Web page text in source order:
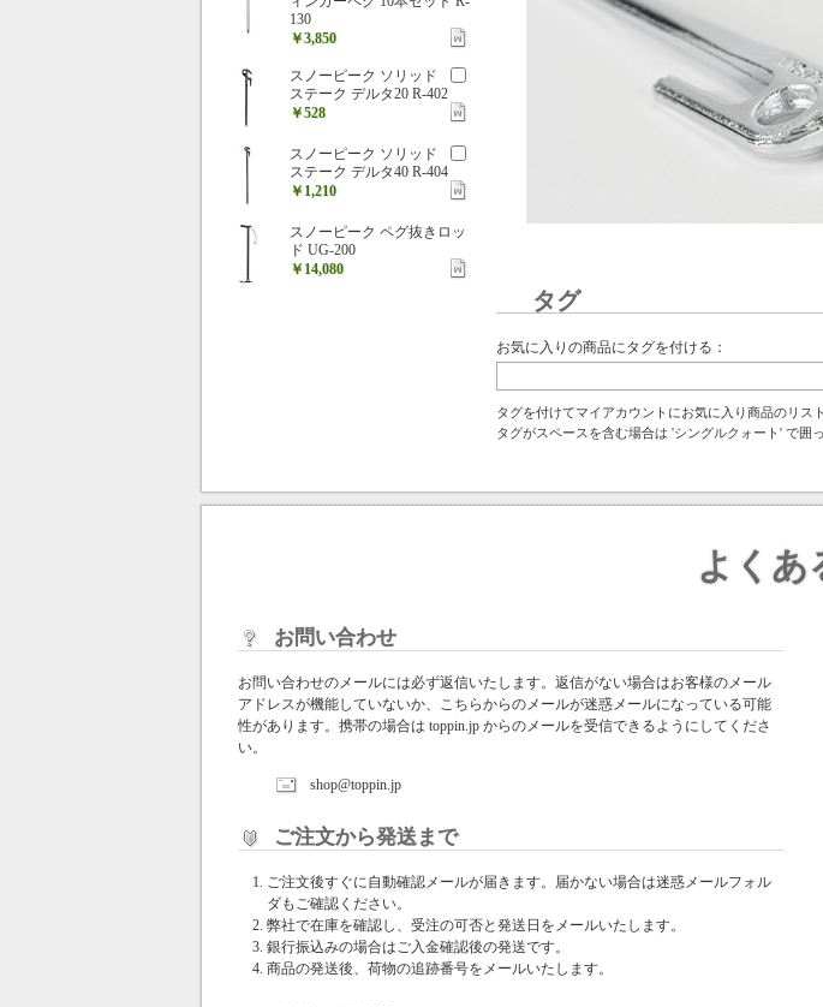
タグ
お気に入りの商品にタグを付ける：
タグを付けてマイアカウントにお気に入り商品のリス
タグがスペースを含む場合は 'シングルクォート' で囲
130
￥3,850
スノーピーク ソリッド
ステーク デルタ20 R-402
￥528
スノーピーク ソリッド
ステーク デルタ40 R-404
￥1,210
スノーピーク ペグ抜きロッ
ド UG-200
￥14,080
よくあ
お問い合わせ
お問い合わせのメールには必ず返信いたします。返信がない場合はお客様のメール
アドレスが機能していないか、こちらからのメールが迷惑メールになっている可能
性があります。携帯の場合は toppin.jp からのメールを受信できるようにしてくださ
い。
shop@toppin.jp
ご注文から発送まで
ご注文後すぐに自動確認メールが届きます。届かない場合は迷惑メールフォル
ダもご確認ください。
弊社で在庫を確認し、受注の可否と発送日をメールいたします。
銀行振込みの場合はご入金確認後の発送です。
商品の発送後、荷物の追跡番号をメールいたします。